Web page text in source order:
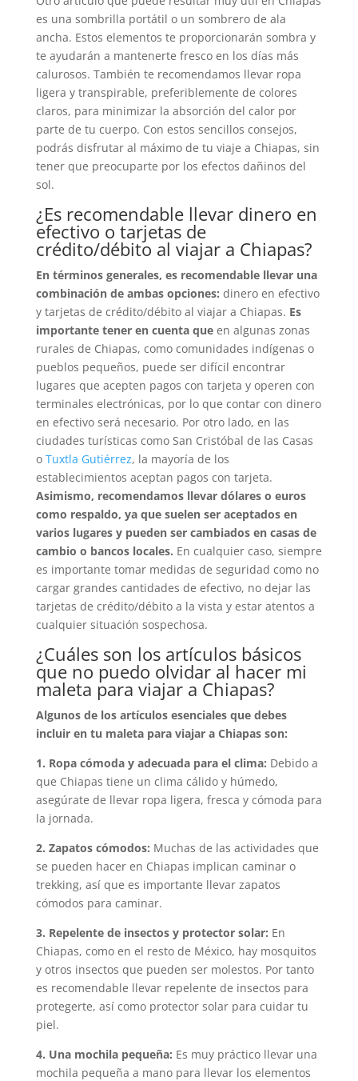
es una sombrilla portátil o un sombrero de ala
ancha. Estos elementos te proporcionarán sombra y
te ayudarán a mantenerte fresco en los días más
calurosos. También te recomendamos llevar ropa
ligera y transpirable, preferiblemente de colores
claros, para minimizar la absorción del calor por
parte de tu cuerpo. Con estos sencillos consejos,
podrás disfrutar al máximo de tu viaje a Chiapas, sin
tener que preocuparte por los efectos dañinos del
sol.
¿Es recomendable llevar dinero en
efectivo o tarjetas de
crédito/débito al viajar a Chiapas?
En términos generales, es recomendable llevar una
combinación de ambas opciones: dinero en efectivo
y tarjetas de crédito/débito al viajar a Chiapas. Es
importante tener en cuenta queen algunas zonas
rurales de Chiapas, como comunidades indígenas o
pueblos pequeños, puede ser difícil encontrar
lugares que acepten pagos con tarjeta y operen con
terminales electrónicas, por lo que contar con dinero
en efectivo será necesario. Por otro lado, en las
ciudades turísticas como San Cristóbal de las Casas
o Tuxtla Gutiérrez, la mayoría de los
establecimientos aceptan pagos con tarjeta.
Asimismo, recomendamos llevar dólares o euros
como respaldo, ya que suelen ser aceptados en
varios lugares y pueden ser cambiados en casas de
cambio o bancos locales. En cualquier caso, siempre
es importante tomar medidas de seguridad como no
cargar grandes cantidades de efectivo, no dejar las
tarjetas de crédito/débito a la vista y estar atentos a
cualquier situación sospechosa.
¿Cuáles son los artículos básicos
que no puedo olvidar al hacer mi
maleta para viajar a Chiapas?
Algunos de los artículos esenciales que debes
incluir en tu maleta para viajar a Chiapas son:
1. Ropa cómoda y adecuada para el clima: Debido a
que Chiapas tiene un clima cálido y húmedo,
asegúrate de llevar ropa ligera, fresca y cómoda para
la jornada.
2. Zapatos cómodos: Muchas de las actividades que
se pueden hacer en Chiapas implican caminar o
trekking, así que es importante llevar zapatos
cómodos para caminar.
3. Repelente de insectos y protector solar: En
Chiapas, como en el resto de México, hay mosquitos
y otros insectos que pueden ser molestos. Por tanto
es recomendable llevar repelente de insectos para
protegerte, así como protector solar para cuidar tu
piel.
4. Una mochila pequeña: Es muy práctico llevar una
mochila pequeña a mano para llevar los elementos